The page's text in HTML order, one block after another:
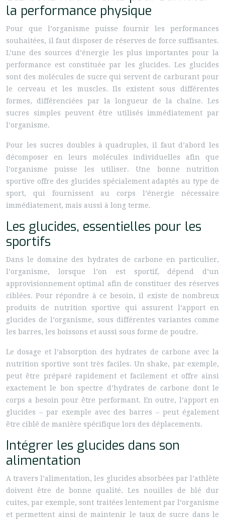
la performance physique
Pour que l’organisme puisse fournir les performances
souhaitées, il faut disposer de réserves de force suffisantes.
L’une des sources d’énergie les plus importantes pour la
performance est constituée par les glucides. Les glucides
sont des molécules de sucre qui servent de carburant pour
le cerveau et les muscles. Ils existent sous différentes
formes, différenciées par la longueur de la chaîne. Les
sucres simples peuvent être utilisés immédiatement par
l’organisme.
Pour les sucres doubles à quadruples, il faut d’abord les
décomposer en leurs molécules individuelles afin que
l’organisme puisse les utiliser. Une bonne nutrition
sportive offre des glucides spécialement adaptés au type de
sport, qui fournissent au corps l’énergie nécessaire
immédiatement, mais aussi à long terme.
Les glucides, essentielles pour les
sportifs
Dans le domaine des hydrates de carbone en particulier,
l’organisme, lorsque l’on est sportif, dépend d’un
approvisionnement optimal afin de constituer des réserves
ciblées. Pour répondre à ce besoin, il existe de nombreux
produits de nutrition sportive qui assurent l’apport en
glucides de l’organisme, sous différentes variantes comme
les barres, les boissons et aussi sous forme de poudre.
Le dosage et l’absorption des hydrates de carbone avec la
nutrition sportive sont très faciles. Un shake, par exemple,
peut être préparé rapidement et facilement et offre ainsi
exactement le bon spectre d’hydrates de carbone dont le
corps a besoin pour être performant. En outre, l’apport en
glucides – par exemple avec des barres – peut également
être ciblé de manière spécifique lors des déplacements.
Intégrer les glucides dans son
alimentation
A travers l’alimentation, les glucides absorbées par l’athlète
doivent être de bonne qualité. Les nouilles de blé dur
cuites, par exemple, sont traitées lentement par l’organisme
et permettent ainsi de maintenir le taux de sucre dans le